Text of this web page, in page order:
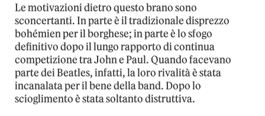
Le motivazioni dietro questo brano sono
sconcertanti. In parte è il tradizionale disprezzo
bohémien per il borghese; in parte è lo sfogo
definitivo dopo il lungo rapporto di continua
competizione tra John e Paul. Quando facevano
parte dei Beatles, infatti, la loro rivalità è stata
incanalata per il bene della band. Dopo lo
scioglimento è stata soltanto distruttiva.